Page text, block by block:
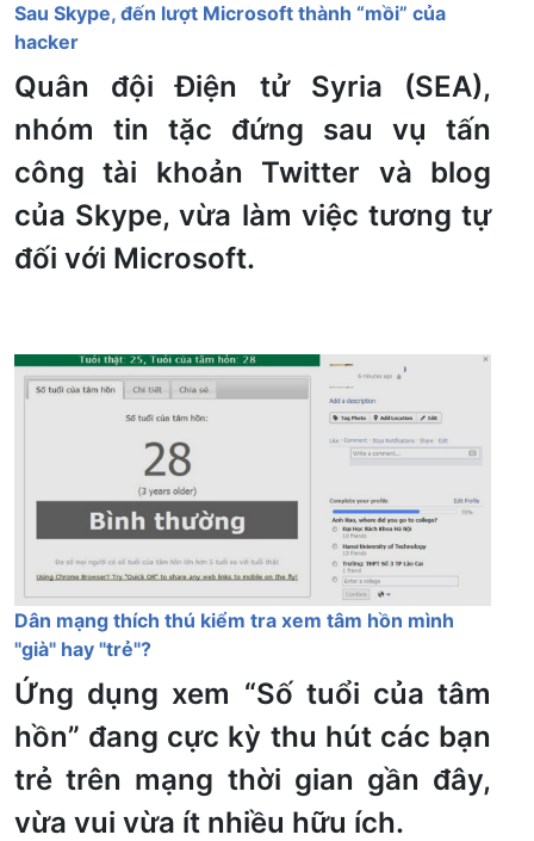
Sau Skype, đến lượt Microsoft thành “mồi” của
hacker
Quân đội Điện tử Syria (SEA),
nhóm tin tặc đứng sau vụ tấn
công tài khoản Twitter và blog
của Skype, vừa làm việc tương tự
đối với Microsoft.
Dân mạng thích thú kiểm tra xem tâm hồn mình
"già" hay "trẻ"?
Ứng dụng xem “Số tuổi của tâm
hồn” đang cực kỳ thu hút các bạn
trẻ trên mạng thời gian gần đây,
vừa vui vừa ít nhiều hữu ích.